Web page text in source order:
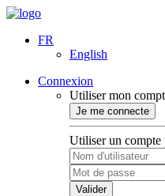
FR
English
Connexion
Utiliser mon
Je me connecte
Utiliser un compte
Valider